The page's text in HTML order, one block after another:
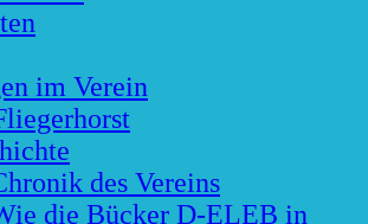
im Verein
des Vereins
die Bücker D-ELEB in